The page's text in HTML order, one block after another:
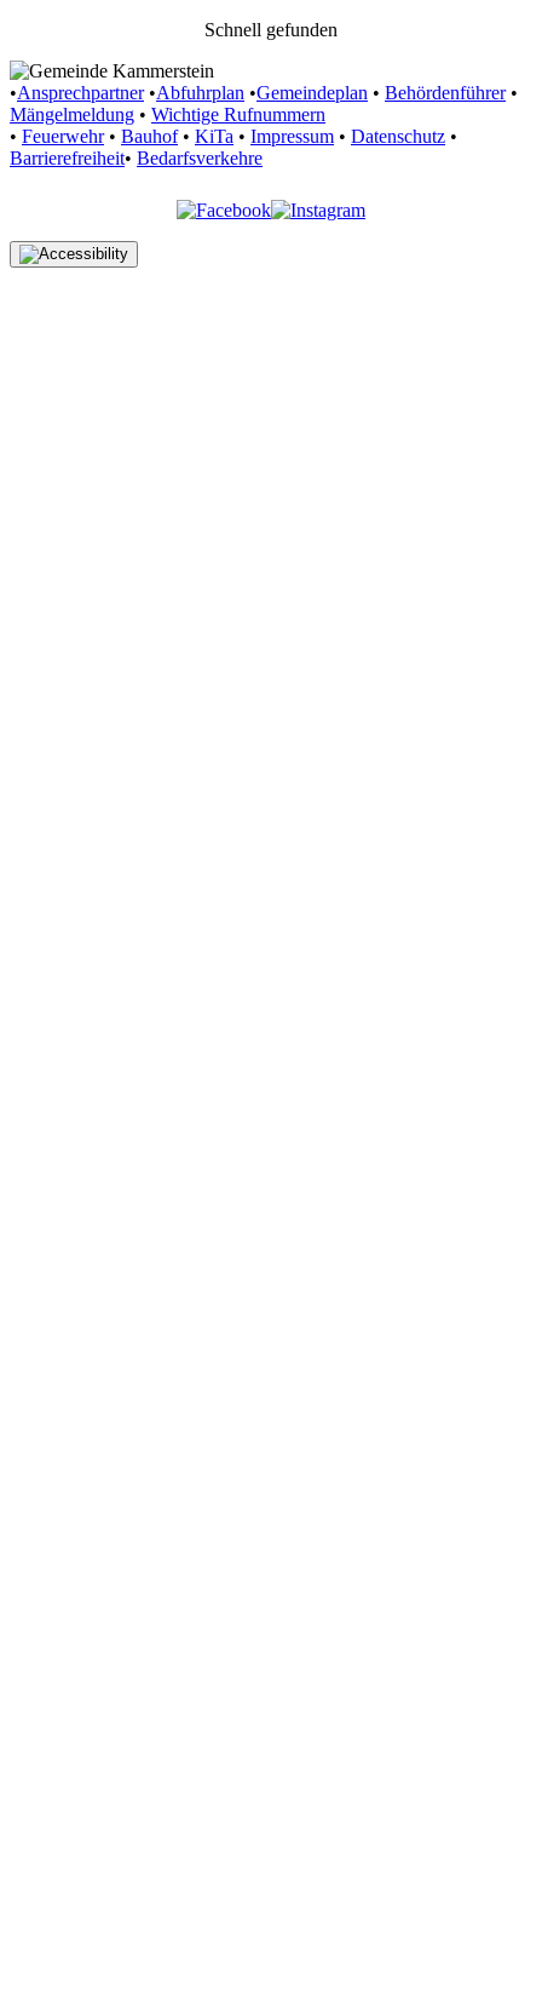
Schnell gefunden
•Ansprechpartner •Abfuhrplan •Gemeindeplan • Behördenführer •
Mängelmeldung • Wichtige Rufnummern
• Feuerwehr • Bauhof • KiTa • Impressum • Datenschutz •
Barrierefreiheit• Bedarfsverkehre